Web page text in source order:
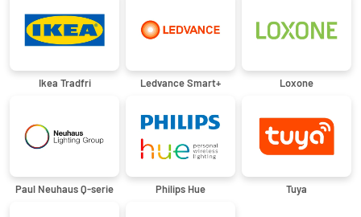
Ikea Tradfri Ledvance Smart+ Loxone
Paul Neuhaus Q-serie Philips Hue Tuya